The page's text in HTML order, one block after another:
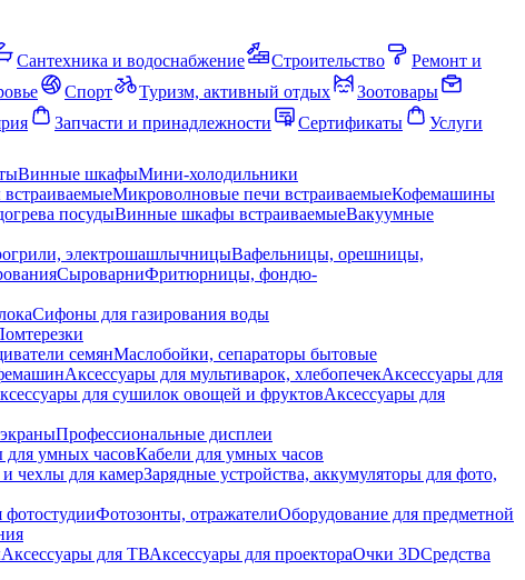
Сантехника и водоснабжение Строительство
Ремонт и
Спорт Туризм, активный отдых
Зоотовары
Запчасти и принадлежности Сертификаты
Услуги
Винные шкафыМини-холодильники
Микроволновые печи встраиваемыеКофемашины
посудыВинные шкафы встраиваемыеВакуумные
электрошашлычницыВафельницы, орешницы,
СыроварниФритюрницы, фондю-
Сифоны для газирования воды
семянМаслобойки, сепараторы бытовые
Аксессуары для мультиварок, хлебопечекАксессуары для
для сушилок овощей и фруктовАксессуары для
Профессиональные дисплеи
для умных часовКабели для умных часов
чехлы для камерЗарядные устройства, аккумуляторы для фото,
Фотозонты, отражателиОборудование для предметной
Аксессуары для ТВАксессуары для проектораОчки 3DСредства